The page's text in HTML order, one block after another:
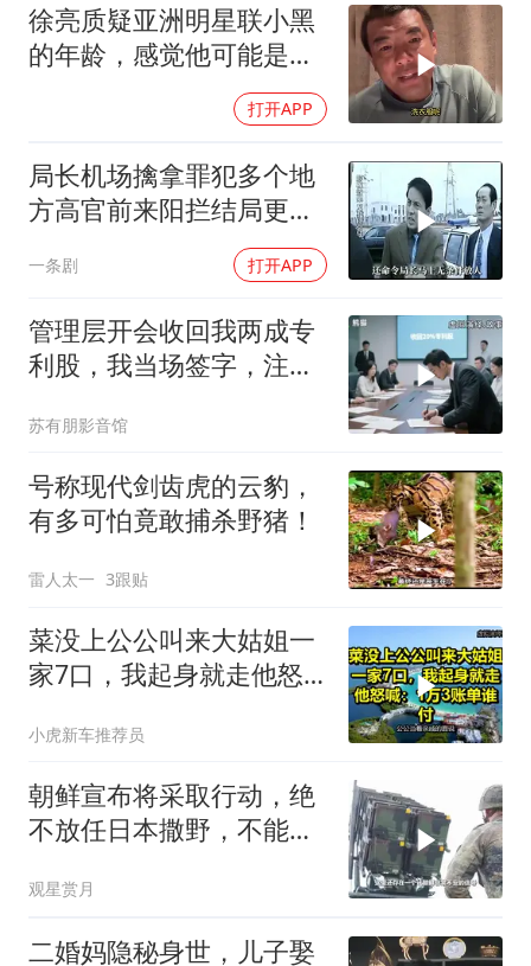
徐亮质疑亚洲明星联小黑
的年龄，感觉他可能是上
打开APP
局长机场擒拿罪犯多个地
方高官前来阳拦结局更引
一条剧 打开APP
管理层开会收回我两成专
利股，我当场签字，注销
苏有朋影音馆
号称现代剑齿虎的云豹，
有多可怕竟敢捕杀野猪！
雷人太一 3跟贴
菜没上公公叫来大姑姐一
家7口，我起身就走他怒
小虎新车推荐员
朝鲜宣布将采取行动，绝
不放任日本撒野，不能让
观星赏月
二婚妈隐秘身世，儿子娶